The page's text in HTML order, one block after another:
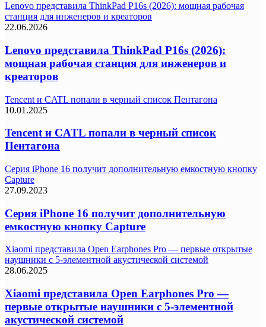
Lenovo представила ThinkPad P16s (2026): мощная рабочая
станция для инженеров и креаторов
22.06.2026
Lenovo представила ThinkPad P16s (2026):
мощная рабочая станция для инженеров и
креаторов
Tencent и CATL попали в черный список Пентагона
10.01.2025
Tencent и CATL попали в черный список
Пентагона
Серия iPhone 16 получит дополнительную емкостную кнопку
Capture
27.09.2023
Серия iPhone 16 получит дополнительную
емкостную кнопку Capture
Xiaomi представила Open Earphones Pro — первые открытые
наушники с 5-элементной акустической системой
28.06.2025
Xiaomi представила Open Earphones Pro —
первые открытые наушники с 5-элементной
акустической системой